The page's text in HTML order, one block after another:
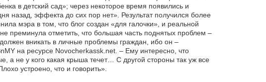
в детский сад»; через некоторое время появились и
назад, эффекта до сих пор нет». Результат получился более
мэра в том, что блог создан «для галочки», и реальной
преминула отметить, что большая часть поднятых проблем –
вникать в личные проблемы граждан, ибо он –
на ресурсе Novocherkassk.net. – Ему интересно, что
а не у кого какая крыша течет… С другой стороны так уж все
устроено, что и говорить».